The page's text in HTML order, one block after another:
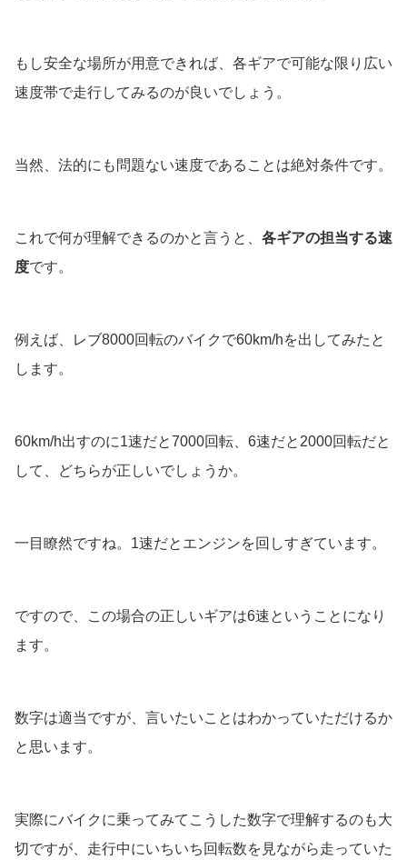
もし安全な場所が用意できれば、各ギアで可能な限り広い
速度帯で走行してみるのが良いでしょう。
当然、法的にも問題ない速度であることは絶対条件です。
これで何が理解できるのかと言うと、 各ギアの担当する速
度です。
例えば、レブ8000回転のバイクで60km/hを出してみたと
します。
60km/h出すのに1速だと7000回転、6速だと2000回転だと
して、どちらが正しいでしょうか。
一目瞭然ですね。1速だとエンジンを回しすぎています。
ですので、この場合の正しいギアは6速ということになり
ます。
数字は適当ですが、言いたいことはわかっていただけるか
と思います。
実際にバイクに乗ってみてこうした数字で理解するのも大
切ですが、走行中にいちいち回転数を見ながら走っていた